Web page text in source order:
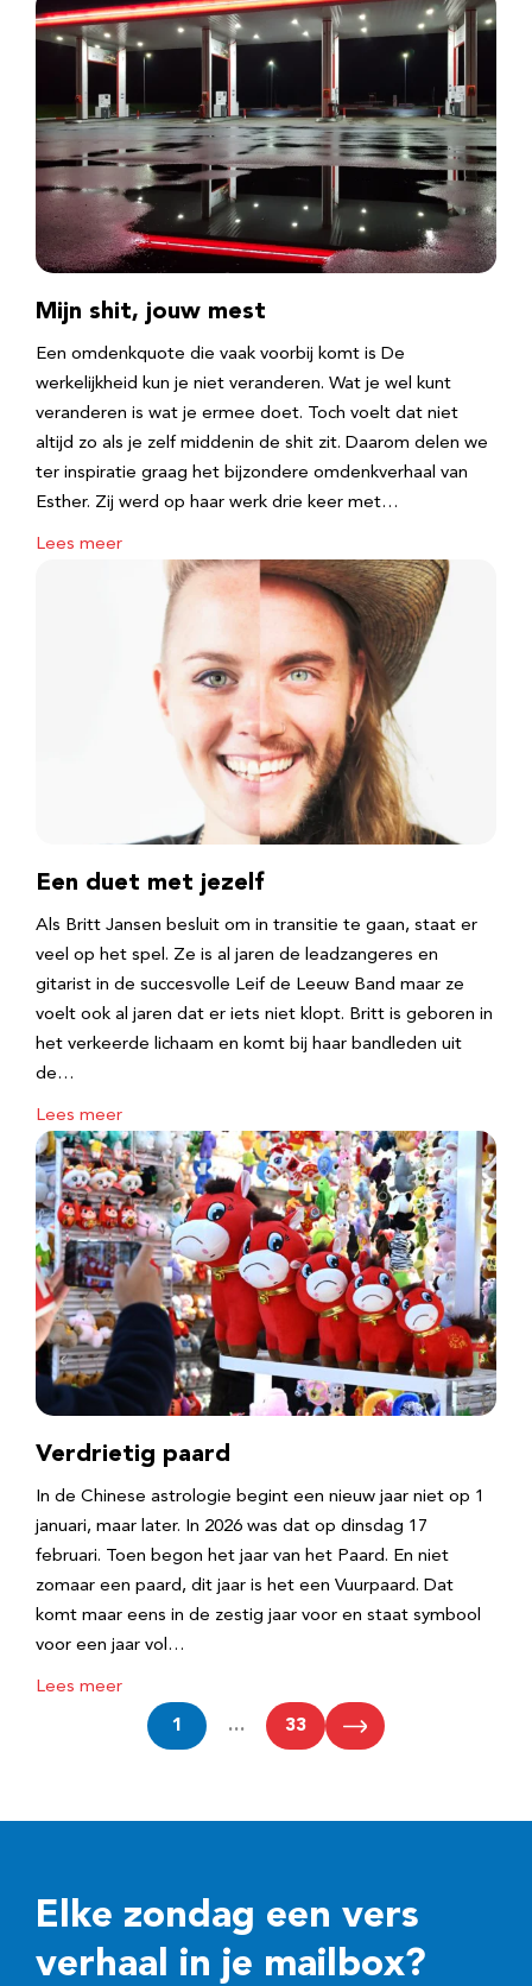
Mijn shit, jouw mest
Een omdenkquote die vaak voorbij komt is De
werkelijkheid kun je niet veranderen. Wat je wel kunt
veranderen is wat je ermee doet. Toch voelt dat niet
altijd zo als je zelf middenin de shit zit. Daarom delen we
ter inspiratie graag het bijzondere omdenkverhaal van
Esther. Zij werd op haar werk drie keer met…
Lees meer
Een duet met jezelf
Als Britt Jansen besluit om in transitie te gaan, staat er
veel op het spel. Ze is al jaren de leadzangeres en
gitarist in de succesvolle Leif de Leeuw Band maar ze
voelt ook al jaren dat er iets niet klopt. Britt is geboren in
het verkeerde lichaam en komt bij haar bandleden uit
de…
Lees meer
Verdrietig paard
In de Chinese astrologie begint een nieuw jaar niet op 1
januari, maar later. In 2026 was dat op dinsdag 17
februari. Toen begon het jaar van het Paard. En niet
zomaar een paard, dit jaar is het een Vuurpaard. Dat
komt maar eens in de zestig jaar voor en staat symbool
voor een jaar vol…
Lees meer
1 … 33
Elke zondag een vers
verhaal in je mailbox?